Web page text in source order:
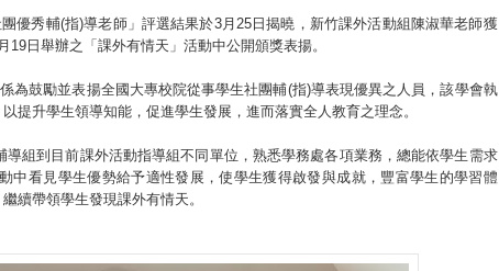
優秀輔(指)導老師」評選結果於3月25日揭曉，新竹課外活動組陳淑華老師獲
日舉辦之「課外有情天」活動中公開頒獎表揚。
為鼓勵並表揚全國大專校院從事學生社團輔(指)導表現優異之人員，該學會執
提升學生領導知能，促進學生發展，進而落實全人教育之理念。
組到目前課外活動指導組不同單位，熟悉學務處各項業務，總能依學生需求
中看見學生優勢給予適性發展，使學生獲得啟發與成就，豐富學生的學習體
續帶領學生發現課外有情天。